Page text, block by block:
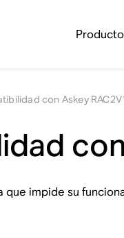
con Askey
impide su